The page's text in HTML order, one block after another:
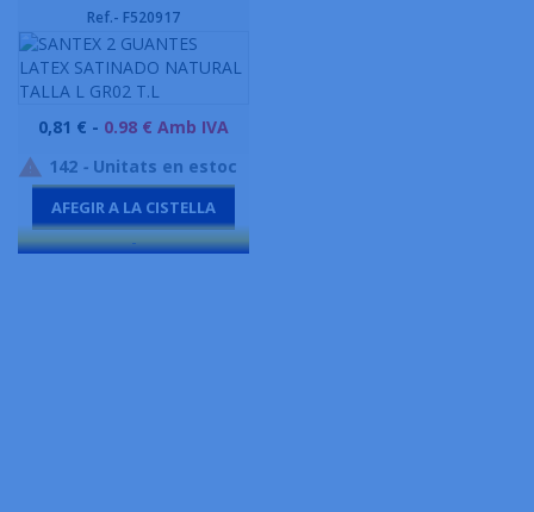
Ref.- F520917
Preu
0,81 € - 0.98 € Amb IVA
 142 - Unitats en estoc
AFEGIR A LA CISTELLA
-